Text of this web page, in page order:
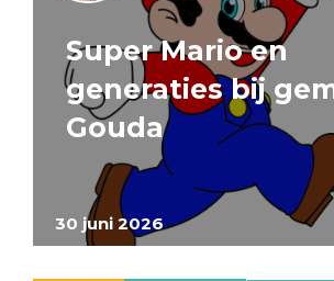
30 juni 2026
Super Mario en
generaties bij
Gouda